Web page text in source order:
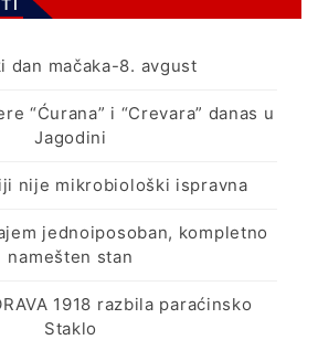
dan mačaka-8. avgust
“Ćurana” i “Crevara” danas u
Jagodini
nije mikrobiološki ispravna
jednoiposoban, kompletno
namešten stan
1918 razbila paraćinsko
Staklo